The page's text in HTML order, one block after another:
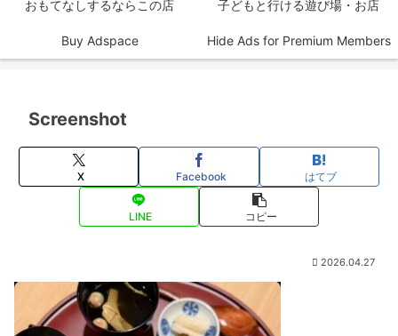
おもてなしするならこの店 子どもと行ける遊び場・お店
Buy Adspace Hide Ads for Premium Members
Screenshot
X Facebook はてブ
LINE コピー
2026.04.27